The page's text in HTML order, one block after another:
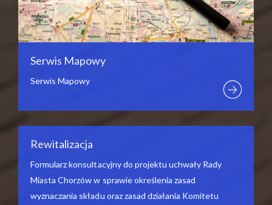
Serwis Mapowy
Serwis Mapowy
Rewitalizacja
Formularz konsultacyjny do projektu uchwały Rady
Miasta Chorzów w sprawie określenia zasad
wyznaczania składu oraz zasad działania Komitetu